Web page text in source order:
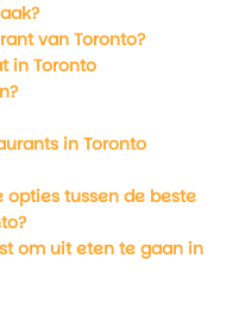
van Toronto?
in Toronto
in Toronto
tussen de beste
om uit eten te gaan in